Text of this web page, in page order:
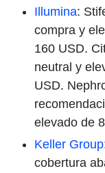
Illumina:
compra y
160 USD.
neutral y
USD.
elevado de
Keller Group
cobertura